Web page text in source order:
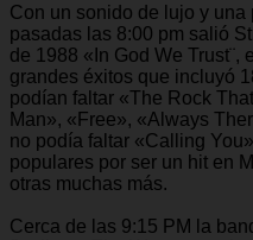
Con un sonido de lujo y
pasadas las 8:00 pm salió
de 1988 «In God We Trust¨,
grandes éxitos que incluyó
podían faltar «The Rock
Man», «Free», «Always
no podía faltar «Calling
populares por ser un hit en
otras muchas más.
Cerca de las 9:15 PM la